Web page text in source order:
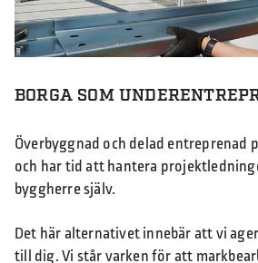
BORGA SOM
Överbyggnad och delad entreprenad
och har tid att hantera
byggherre själv.
Det här alternativet innebär att vi
till dig. Vi står varken för att